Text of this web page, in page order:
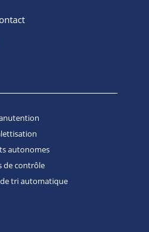
autonomes
de contrôle
tri automatique